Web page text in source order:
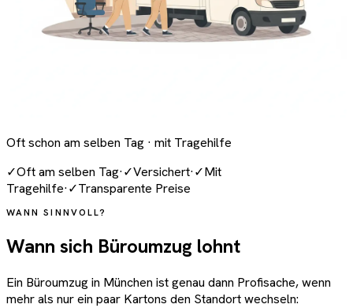
Oft schon am selben Tag · mit Tragehilfe
✓Oft am selben Tag·✓Versichert·✓Mit
Tragehilfe·✓Transparente Preise
WANN SINNVOLL?
Wann sich Büroumzug lohnt
Ein Büroumzug in München ist genau dann Profisache, wenn
mehr als nur ein paar Kartons den Standort wechseln: